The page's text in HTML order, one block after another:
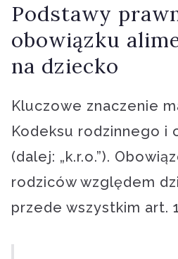
Podstawy
obowiązku
na dziecko
Kluczowe znaczenie
Kodeksu rodzinnego i
(dalej: „k.r.o.”).
rodziców względem
przede wszystkim art.